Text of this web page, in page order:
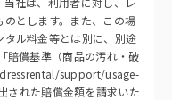
とします。また、この場
ル料金等とは別に、別途
賠償基準（商品の汚れ・破
support/usage-
された賠償金額を請求いた